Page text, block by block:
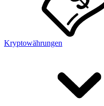
Kryptowährungen